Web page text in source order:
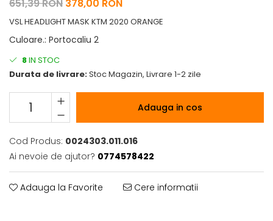
651,39 RON 378,00 RON
VSL HEADLIGHT MASK KTM 2020 ORANGE
Culoare.: Portocaliu 2
8IN STOC
Durata de livrare:Stoc Magazin, Livrare 1-2 zile
Adauga in cos
Cod Produs: 0024303.011.016
Ai nevoie de ajutor? 0774578422
Adauga la Favorite Cere informatii